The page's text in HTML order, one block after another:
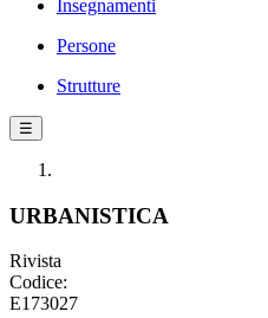
Insegnamenti
Persone
Strutture
☰
URBANISTICA
Rivista
Codice:
E173027